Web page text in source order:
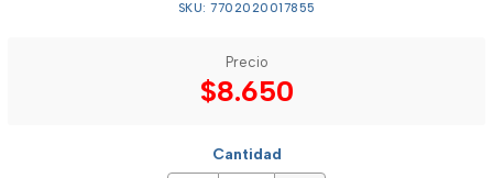
SKU: 7702020017855
Precio
$8.650
Cantidad